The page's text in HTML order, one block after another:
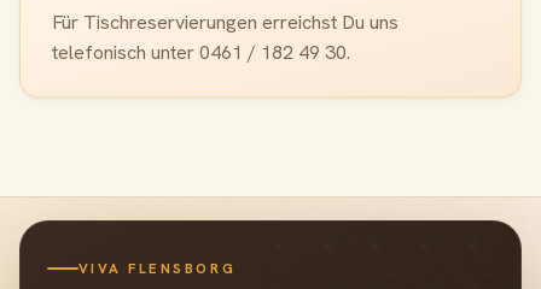
Für Tischreservierungen erreichst Du uns
telefonisch unter 0461 / 182 49 30.
VIVA FLENSBORG